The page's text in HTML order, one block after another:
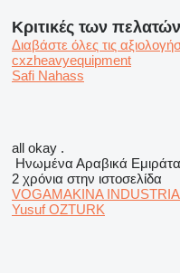
Κριτικές των
Διαβάστε όλες τις
cxzheavyequipment
Safi Nahass
all okay .
Hνωμένα Αραβικά Εμιράτα
2 χρόνια στην ιστοσελίδα
VOGAMAKINA
Yusuf OZTURK